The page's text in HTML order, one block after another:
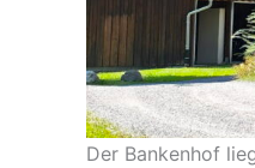
Der Bankenhof